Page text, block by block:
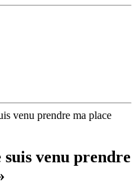
venu prendre ma place
venu prendre